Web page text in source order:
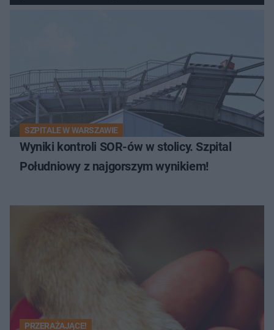
SZPITALE W WARSZAWIE
Wyniki kontroli SOR-ów w stolicy. Szpital
Południowy z najgorszym wynikiem!
PRZERAŻAJĄCE!